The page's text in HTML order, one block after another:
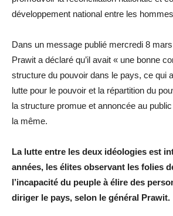
développement national entre les
Dans un message publié mercredi 8
Prawit a déclaré qu’il avait « une bonne
structure du pouvoir dans le pays, ce qui
lutte pour le pouvoir et la répartition du
la structure promue et annoncée au public
la même.
La lutte entre les deux idéologies est
années, les élites observant les folies
l’incapacité du peuple à élire des
diriger le pays, selon le général Prawit.